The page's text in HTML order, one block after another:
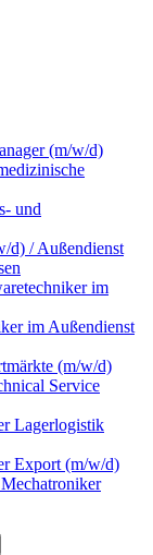
(m/w/d)
und
d) / Außendienst
im
im Außendienst
(m/w/d)
Service
Lagerlogistik
Export (m/w/d)